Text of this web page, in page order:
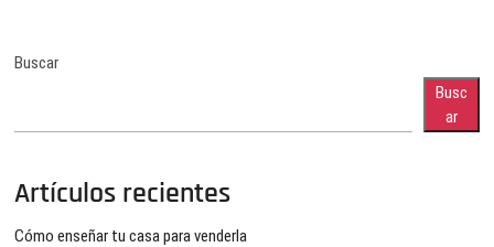
Buscar
Busc
ar
Artículos recientes
Cómo enseñar tu casa para venderla